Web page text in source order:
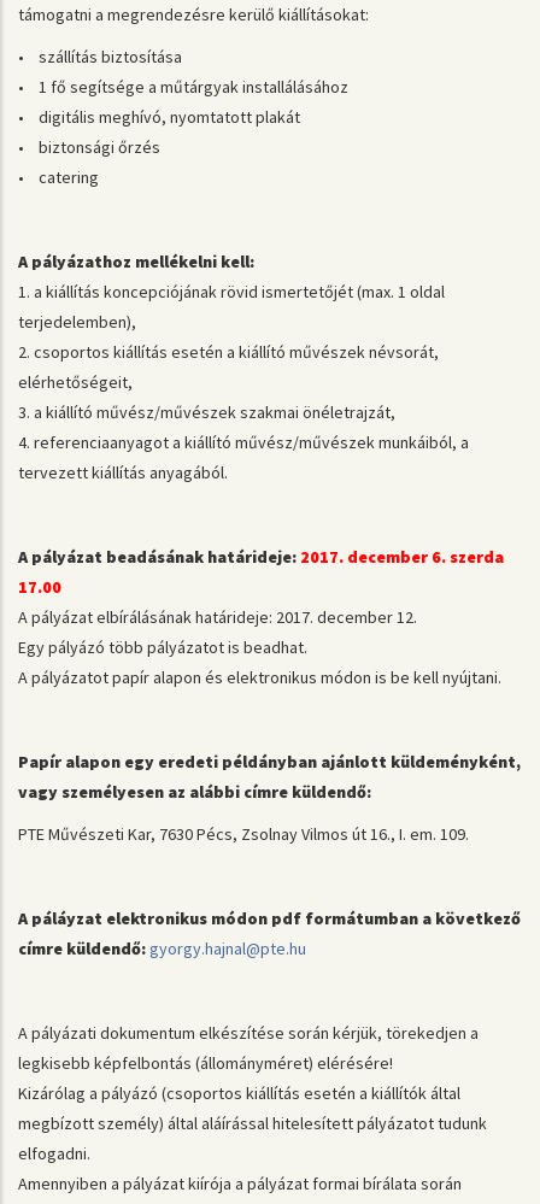
támogatni a megrendezésre kerülő kiállításokat:
• szállítás biztosítása
• 1 fő segítsége a műtárgyak installálásához
• digitális meghívó, nyomtatott plakát
• biztonsági őrzés
• catering
A pályázathoz mellékelni kell:
1. a kiállítás koncepciójának rövid ismertetőjét (max. 1 oldal
terjedelemben),
2. csoportos kiállítás esetén a kiállító művészek névsorát,
elérhetőségeit,
3. a kiállító művész/művészek szakmai önéletrajzát,
4. referenciaanyagot a kiállító művész/művészek munkáiból, a
tervezett kiállítás anyagából.
A pályázat beadásának határideje: 2017. december 6. szerda
17.00
A pályázat elbírálásának határideje: 2017. december 12.
Egy pályázó több pályázatot is beadhat.
A pályázatot papír alapon és elektronikus módon is be kell nyújtani.
Papír alapon egy eredeti példányban ajánlott küldeményként,
vagy személyesen az alábbi címre küldendő:
PTE Művészeti Kar, 7630 Pécs, Zsolnay Vilmos út 16., I. em. 109.
A páláyzat elektronikus módon pdf formátumban a következő
címre küldendő:gyorgy.hajnal@pte.hu
A pályázati dokumentum elkészítése során kérjük, törekedjen a
legkisebb képfelbontás (állományméret) elérésére!
Kizárólag a pályázó (csoportos kiállítás esetén a kiállítók által
megbízott személy) által aláírással hitelesített pályázatot tudunk
elfogadni.
Amennyiben a pályázat kiírója a pályázat formai bírálata során